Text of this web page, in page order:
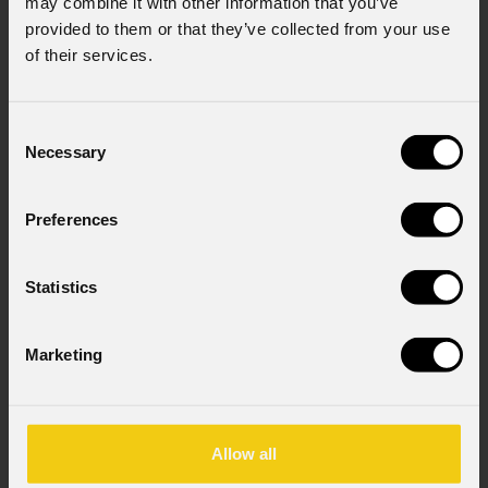
provided to them or that they’ve collected from your use
of their services.
Selection
Necessary
Preferences
Statistics
Marketing
Allow all
Consenso al marketing
Acconsento al trattamento dei dati per
Consenso al trattamento dei dati
GDPR; acconsento al trattamento ai sensi